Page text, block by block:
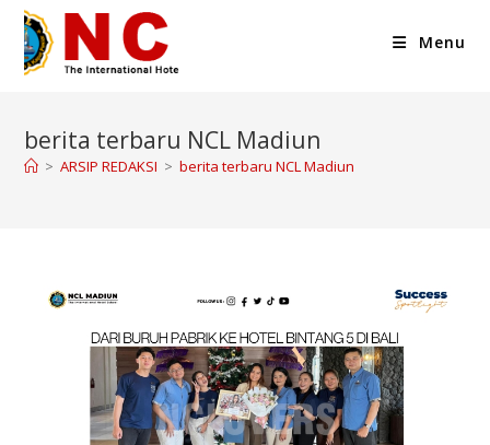
Menu
berita terbaru NCL Madiun
> ARSIP REDAKSI > berita terbaru NCL Madiun